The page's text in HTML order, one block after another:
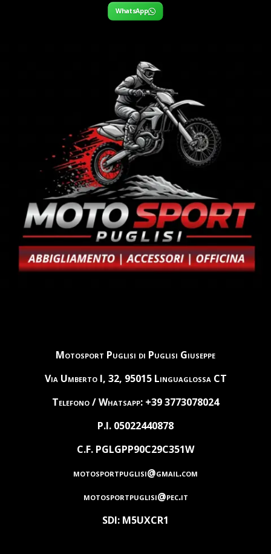
WhatsApp
Motosport Puglisi di Puglisi Giuseppe
Via Umberto I, 32, 95015 Linguaglossa CT
Telefono / Whatsapp: +39 3773078024
P.I. 05022440878
C.F. PGLGPP90C29C351W
motosportpuglisi@gmail.com
motosportpuglisi@pec.it
SDI: M5UXCR1